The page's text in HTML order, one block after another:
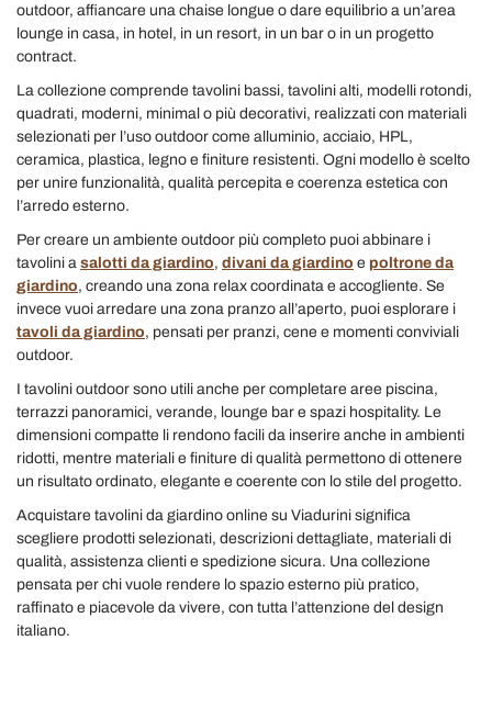
outdoor, affiancare una chaise longue o dare equilibrio a un’area
lounge in casa, in hotel, in un resort, in un bar o in un progetto
contract.
La collezione comprende tavolini bassi, tavolini alti, modelli rotondi,
quadrati, moderni, minimal o più decorativi, realizzati con materiali
selezionati per l’uso outdoor come alluminio, acciaio, HPL,
ceramica, plastica, legno e finiture resistenti. Ogni modello è scelto
per unire funzionalità, qualità percepita e coerenza estetica con
l’arredo esterno.
Per creare un ambiente outdoor più completo puoi abbinare i
tavolini a salotti da giardino, divani da giardino e poltrone da
giardino, creando una zona relax coordinata e accogliente. Se
invece vuoi arredare una zona pranzo all’aperto, puoi esplorare i
tavoli da giardino, pensati per pranzi, cene e momenti conviviali
outdoor.
I tavolini outdoor sono utili anche per completare aree piscina,
terrazzi panoramici, verande, lounge bar e spazi hospitality. Le
dimensioni compatte li rendono facili da inserire anche in ambienti
ridotti, mentre materiali e finiture di qualità permettono di ottenere
un risultato ordinato, elegante e coerente con lo stile del progetto.
Acquistare tavolini da giardino online su Viadurini significa
scegliere prodotti selezionati, descrizioni dettagliate, materiali di
qualità, assistenza clienti e spedizione sicura. Una collezione
pensata per chi vuole rendere lo spazio esterno più pratico,
raffinato e piacevole da vivere, con tutta l’attenzione del design
italiano.